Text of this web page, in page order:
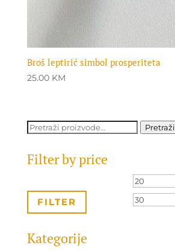
Broš leptirić simbol prosperiteta
25.00 KM
Pretraži: Pretraži
Filter by price
Minimalna
cijena
FILTER
Kategorije